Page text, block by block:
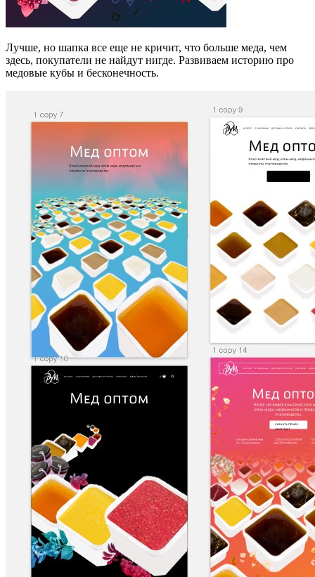
Лучше, но шапка все еще не кричит, что больше меда, чем
здесь, покупатели не найдут нигде. Развиваем историю про
медовые кубы и бесконечность.